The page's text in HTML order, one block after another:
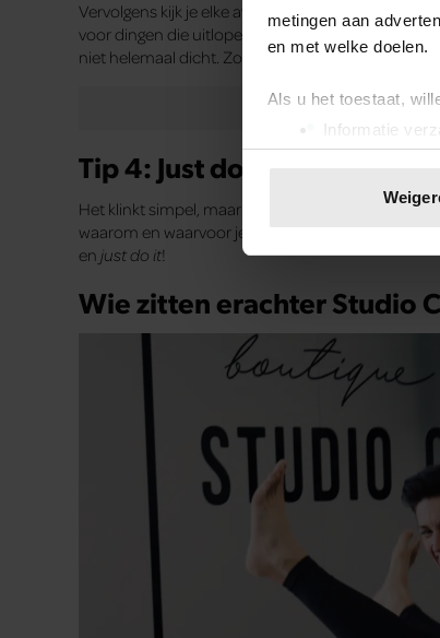
metingen aan
en met welke doelen.
Als u het toestaat,
Informatie
Uw apparaat
toestemming op elk
We gebruiken
websiteverkeer te
media, adverteren en
verstrekt of die ze
onze website blijft
Vervolgens kijk je elke avond naar de volgende
voor dingen die uitlopen, onverwachte
niet helemaal dicht. Zo stel je voor elke dag
Tip 4: Just do it
Het klinkt simpel, maar het is de key to succes. Ga
waarom en waarvoor je het doet. Je weet dat het
en just do it!
Wie zitten erachter Studio